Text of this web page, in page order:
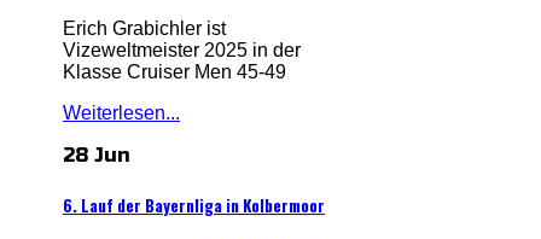
Erich Grabichler ist
Vizeweltmeister 2025 in der
Klasse Cruiser Men 45-49
Weiterlesen...
28 Jun
6. Lauf der Bayernliga in Kolbermoor